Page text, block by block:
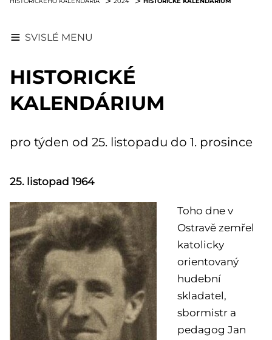
SVISLÉ MENU
HISTORICKÉ
KALENDÁRIUM
pro týden od 25. listopadu do 1. prosince
25. listopad 1964
Toho dne v
Ostravě zemřel
katolicky
orientovaný
hudební
skladatel,
sbormistr a
pedagog Jan